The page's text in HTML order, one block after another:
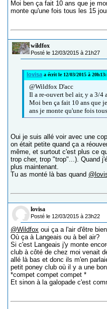
Moi ben ça fait 10 ans que je
monte qu'une fois tous les 15
wildfox
Posté le 12/03/2015 à 21h27
lovisa a écrit le 12/03/2015 à 20h13:
@Wildfox D'acc
Il a re-ouvert bel air, y a 3/4
Moi ben ça fait 10 ans que
ans je monte qu'une fois
Oui je suis allé voir avec une
on était petite quand ça a
même, et surtout c'est plus ce
trop cher, trop "trop"...). Quand
plus maintenant.
Tu as monté là bas quand
lovisa
Posté le 12/03/2015 à 23h22
@Wildfox oui ça a l'air d'être
Où ça à Langeais ou à bel air?
Si c'est Langeais j'y monte
club à côté de chez moi venait
allé là bas et donc ils m'en
petit poney club où il y a une
*compet compet compet *
Et sinon à la galopade c'est